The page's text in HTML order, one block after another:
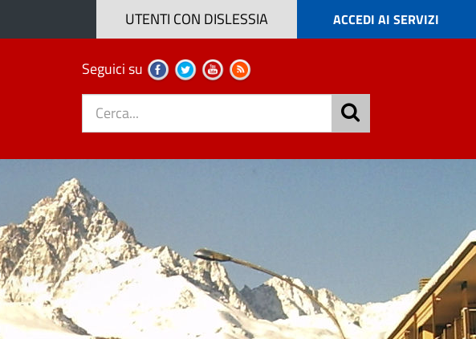
ACCEDI AI SERVIZI
UTENTI CON DISLESSIA
Seguici su